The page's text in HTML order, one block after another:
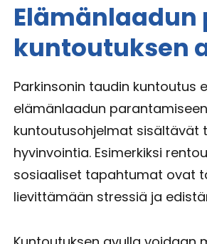
kuntoutuksen
Parkinsonin taudin kuntoutus
elämänlaadun
kuntoutusohjelmat sisältävät
hyvinvointia. Esimerkiksi
sosiaaliset tapahtumat ovat
lievittämään stressiä ja